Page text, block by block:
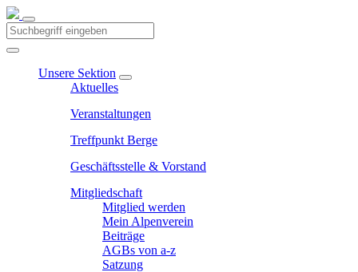
Unsere Sektion
Aktuelles
Veranstaltungen
Treffpunkt Berge
Geschäftsstelle & Vorstand
Mitgliedschaft
Mitglied werden
Mein Alpenverein
Beiträge
AGBs von a-z
Satzung